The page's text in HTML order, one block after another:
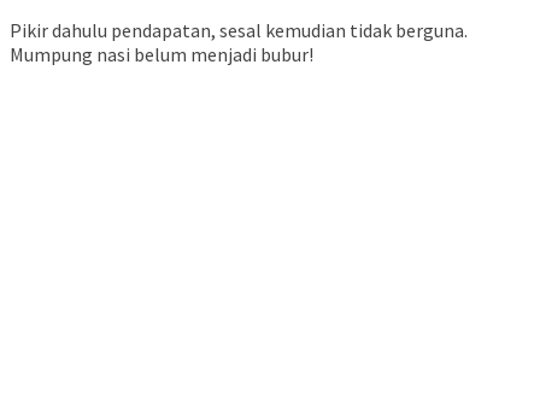
Pikir dahulu pendapatan, sesal kemudian tidak berguna.
Mumpung nasi belum menjadi bubur!